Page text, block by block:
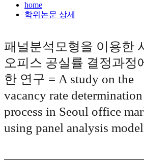
home
학위논문 상세
패널분석모형을 이용한
오피스 공실률 결정과정
한 연구 = A study on the
vacancy rate determination
process in Seoul office
using panel analysis model